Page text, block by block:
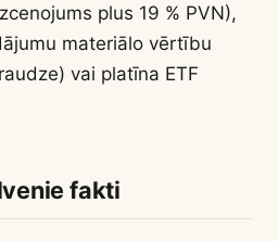
plus 19 % PVN),
materiālo vērtību
vai platīna ETF
fakti